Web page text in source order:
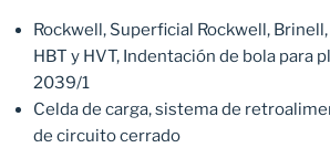
Rockwell, Superficial Rockwell,
HBT y HVT, Indentación de bola para
2039/1
Celda de carga, sistema de
de circuito cerrado